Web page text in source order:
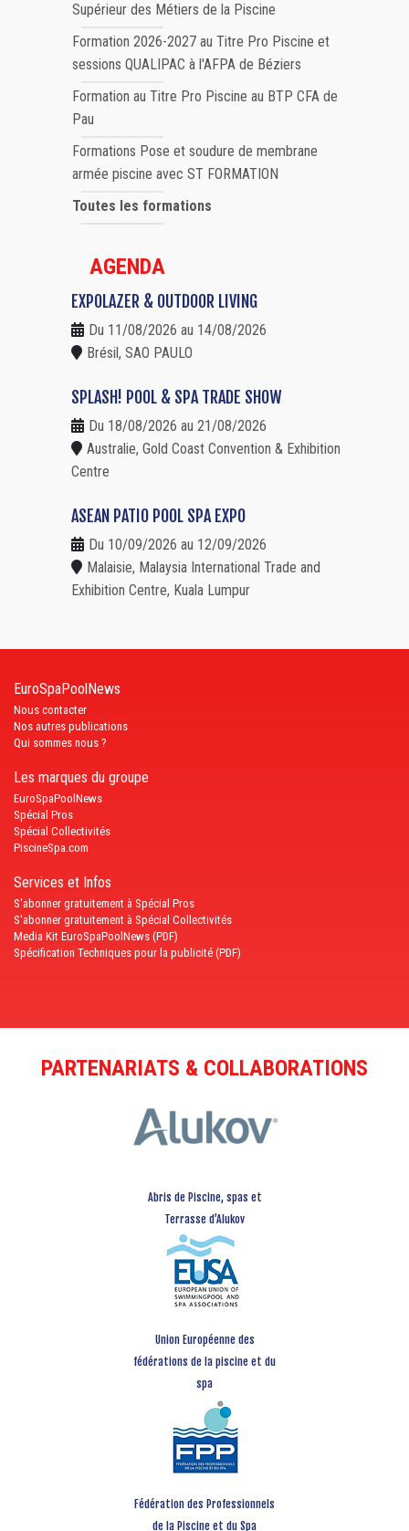
Supérieur des Métiers de la Piscine
Formation 2026-2027 au Titre Pro Piscine et
sessions QUALIPAC à l'AFPA de Béziers
Formation au Titre Pro Piscine au BTP CFA de
Pau
Formations Pose et soudure de membrane
armée piscine avec ST FORMATION
Toutes les formations
AGENDA
EXPOLAZER & OUTDOOR LIVING
Du 11/08/2026 au 14/08/2026
Brésil, SAO PAULO
SPLASH! POOL & SPA TRADE SHOW
Du 18/08/2026 au 21/08/2026
Australie, Gold Coast Convention & Exhibition
Centre
ASEAN PATIO POOL SPA EXPO
Du 10/09/2026 au 12/09/2026
Malaisie, Malaysia International Trade and
Exhibition Centre, Kuala Lumpur
EuroSpaPoolNews
Nous contacter
Nos autres publications
Qui sommes nous ?
Les marques du groupe
EuroSpaPoolNews
Spécial Pros
Spécial Collectivités
PiscineSpa.com
Services et Infos
S'abonner gratuitement à Spécial Pros
S'abonner gratuitement à Spécial Collectivités
Media Kit EuroSpaPoolNews (PDF)
Spécification Techniques pour la publicité (PDF)
PARTENARIATS & COLLABORATIONS
Abris de Piscine, spas et
Terrasse d’Alukov
Union Européenne des
fédérations de la piscine et du
spa
Fédération des Professionnels
de la Piscine et du Spa